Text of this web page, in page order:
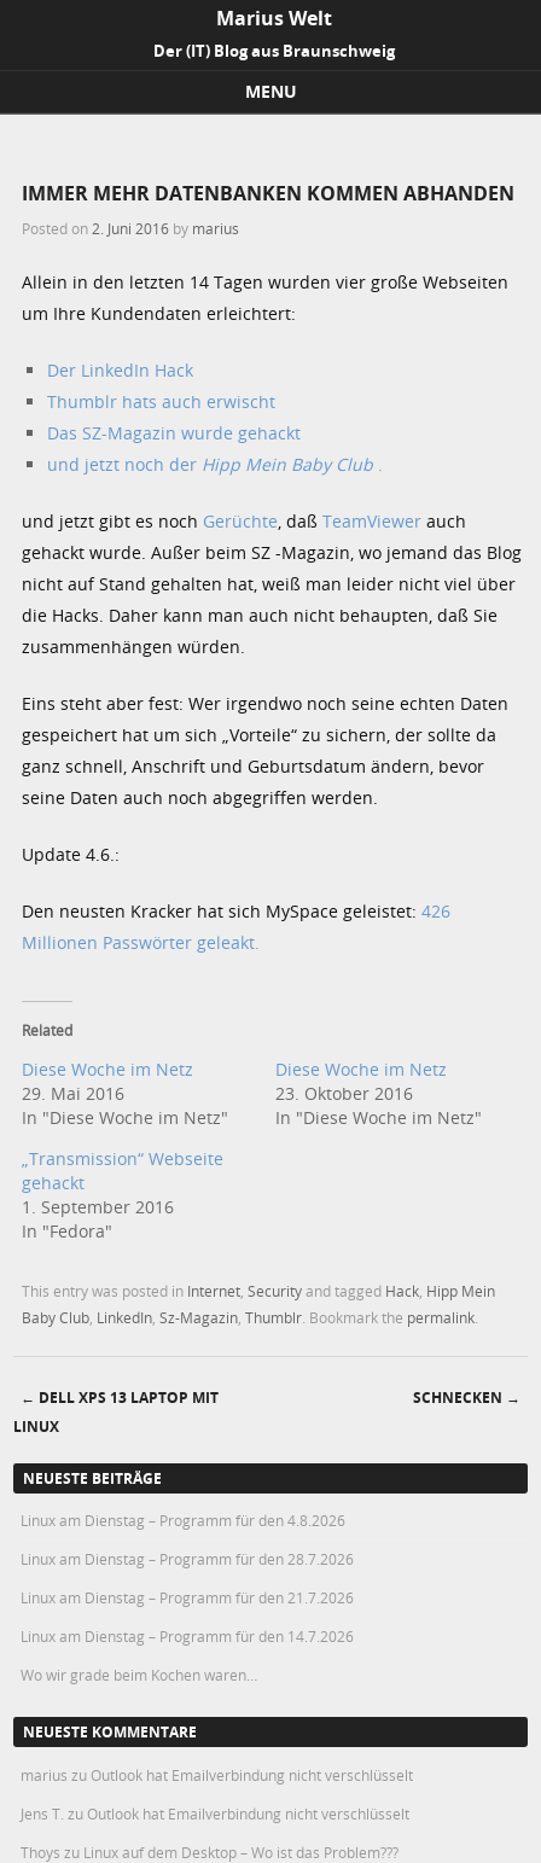
Marius Welt
Der (IT) Blog aus Braunschweig
MENU
IMMER MEHR DATENBANKEN KOMMEN ABHANDEN
Posted on 2. Juni 2016 by marius
Allein in den letzten 14 Tagen wurden vier große Webseiten
um Ihre Kundendaten erleichtert:
Der LinkedIn Hack
Thumblr hats auch erwischt
Das SZ-Magazin wurde gehackt
und jetzt noch der Hipp Mein Baby Club
und jetzt gibt es noch Gerüchte , daßTeamViewer auch
gehackt wurde. Außer beim SZ -Magazin, wo jemand das Blog
nicht auf Stand gehalten hat, weiß man leider nicht viel über
die Hacks. Daher kann man auch nicht behaupten, daß Sie
zusammenhängen würden.
Eins steht aber fest: Wer irgendwo noch seine echten Daten
gespeichert hat um sich „Vorteile“ zu sichern, der sollte da
ganz schnell, Anschrift und Geburtsdatum ändern, bevor
seine Daten auch noch abgegriffen werden.
Update 4.6.:
Den neusten Kracker hat sich MySpace geleistet:426
Millionen Passwörter geleakt.
Related
Diese Woche im Netz
29. Mai 2016
In "Diese Woche im Netz"
Diese Woche im Netz
23. Oktober 2016
In "Diese Woche im Netz"
„Transmission“ Webseite
gehackt
1. September 2016
In "Fedora"
This entry was posted in Internet ,Securityand tagged Hack Hipp Mein
Baby Club LinkedIn ,Sz-Magazin ,Thumblr . Bookmark the permalink
Post navigation
← DELL XPS 13 LAPTOP MIT
LINUX
SCHNECKEN →
NEUESTE BEITRÄGE
Linux am Dienstag – Programm für den 4.8.2026
Linux am Dienstag – Programm für den 28.7.2026
Linux am Dienstag – Programm für den 21.7.2026
Linux am Dienstag – Programm für den 14.7.2026
Wo wir grade beim Kochen waren…
NEUESTE KOMMENTARE
marius zu Outlook hat Emailverbindung nicht verschlüsselt
Jens T. zu Outlook hat Emailverbindung nicht verschlüsselt
Thoys zu Linux auf dem Desktop – Wo ist das Problem???